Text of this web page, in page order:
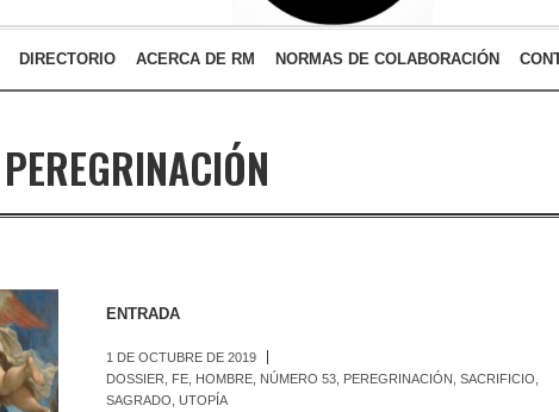
DIRECTORIO ACERCA DE RM NORMAS DE COLABORACIÓN
PEREGRINACIÓN
ENTRADA
1 DE OCTUBRE DE 2019
DOSSIER
FE, HOMBRE, NÚMERO 53, PEREGRINACIÓN SACRIFICIO
SAGRADO UTOPÍA